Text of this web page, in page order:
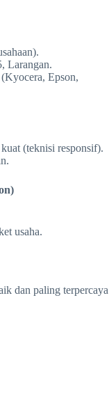
Larangan.
Epson,
(teknisi responsif).
usaha.
dan paling terpercaya